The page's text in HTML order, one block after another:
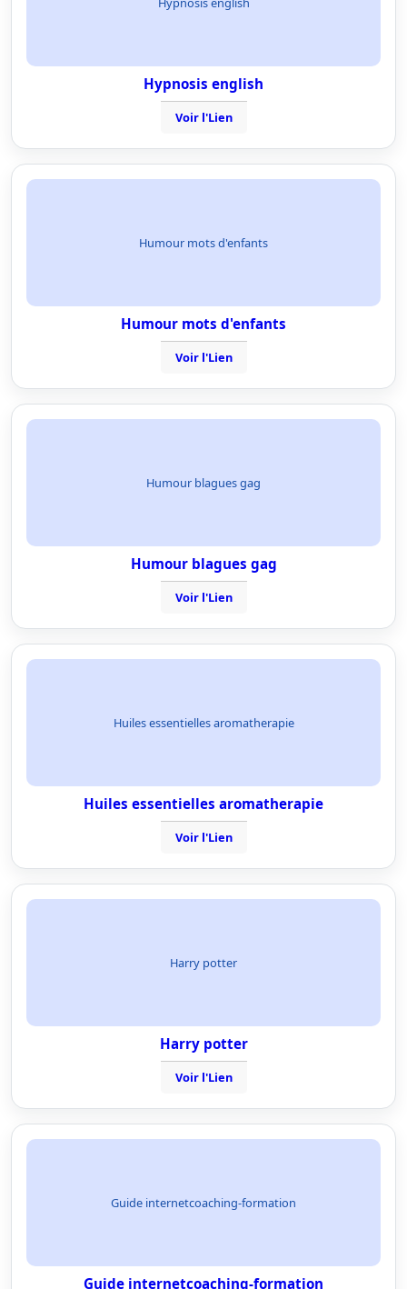
Hypnosis english
Voir l'Lien
Humour mots d'enfants
Humour mots d'enfants
Voir l'Lien
Humour blagues gag
Humour blagues gag
Voir l'Lien
Huiles essentielles aromatherapie
Huiles essentielles aromatherapie
Voir l'Lien
Harry potter
Harry potter
Voir l'Lien
Guide internetcoaching-formation
Guide internetcoaching-formation